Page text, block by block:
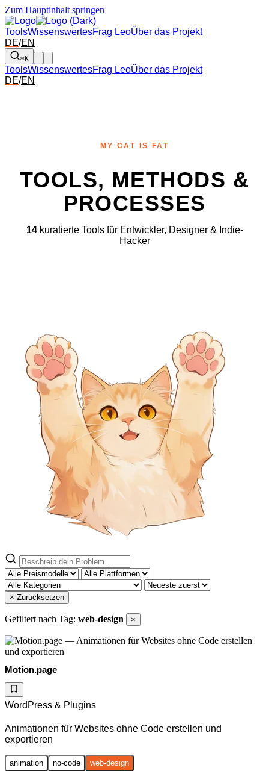
Zum Hauptinhalt springen
ToolsWissenswertesFrag LeoÜber das Projekt
DE/EN
⌘K
ToolsWissenswertesFrag LeoÜber das Projekt
DE/EN
MY CAT IS FAT
TOOLS, METHODS &
PROCESSES
14kuratierte Tools für Entwickler, Designer & Indie-
Hacker
× Zurücksetzen
Gefiltert nach Tag: web-design ×
Motion.page
WordPress & Plugins
Animationen für Websites ohne Code erstellen und
exportieren
animation no-code web-design